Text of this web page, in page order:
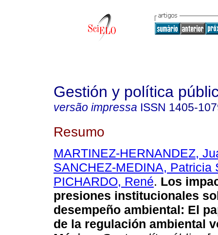
Gestión y política
versão impressa ISSN 1405-
Resumo
MARTINEZ-HERNANDEZ,
SANCHEZ-MEDINA, Patricia
PICHARDO, René. Los
presiones institucionales
desempeño ambiental: El
de la regulación ambiental